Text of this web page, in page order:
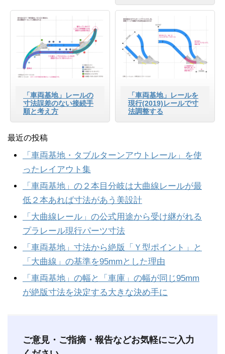
「車両基地」レールの
寸法誤差のない接続手
順と考え方
「車両基地」レールを
現行(2019)レールで寸
法調整する
最近の投稿
「車両基地・タブルターンアウトレール」を使
ったレイアウト集
「車両基地」の２本目分岐は大曲線レールが最
低２本あれば寸法があう美設計
「大曲線レール」の公式用途から受け継がれる
プラレール現行パーツ寸法
「車両基地」寸法から絶版「Ｙ型ポイント」と
「大曲線」の基準を95mmとした理由
「車両基地」の幅と「車庫」の幅が同じ95mm
が絶版寸法を決定する大きな決め手に
ご意見・ご指摘・報告などお気軽にご入力